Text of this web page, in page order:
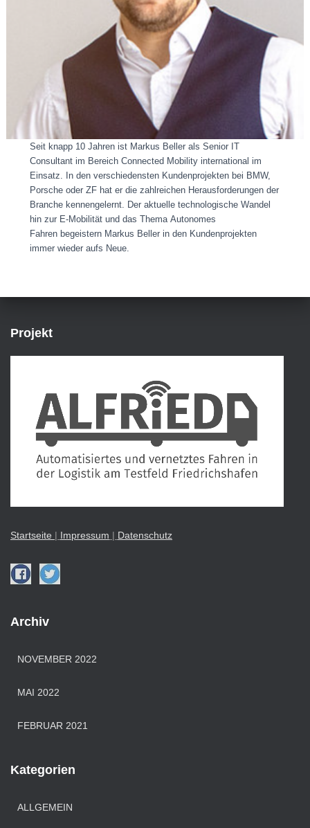
Seit knapp 10 Jahren ist Markus Beller als Senior IT
Consultant im Bereich Connected Mobility international im
Einsatz. In den verschiedensten Kundenprojekten bei BMW,
Porsche oder ZF hat er die zahlreichen Herausforderungen der
Branche kennengelernt. Der aktuelle technologische Wandel
hin zur E-Mobilität und das Thema Autonomes
Fahren begeistern Markus Beller in den Kundenprojekten
immer wieder aufs Neue.
Projekt
Startseite | Impressum | Datenschutz
Archiv
NOVEMBER 2022
MAI 2022
FEBRUAR 2021
Kategorien
ALLGEMEIN